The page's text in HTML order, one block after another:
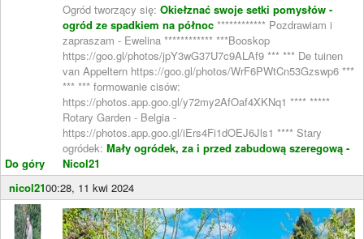
Do góry
Ogród tworzący się: Okiełznać swoje setki pomysłów -
ogród ze spadkiem na północ ************ Pozdrawiam i
zapraszam - Ewelina ************ ***Booskop
https://goo.gl/photos/jpY3wG37U7c9ALAf9 *** *** De tuinen
van Appeltern https://goo.gl/photos/WrF6PWtCn53Gzswp6 ***
*** *** formowanie cisów:
https://photos.app.goo.gl/y72my2AfOaf4XKNq1 **** *****
Rotary Garden - Belgia -
https://photos.app.goo.gl/iErs4Fi1dOEJ6Jls1 **** Stary
ogródek: Mały ogródek, za i przed zabudową szeregową -
Nicol21
nicol2100:28, 11 kwi 2024